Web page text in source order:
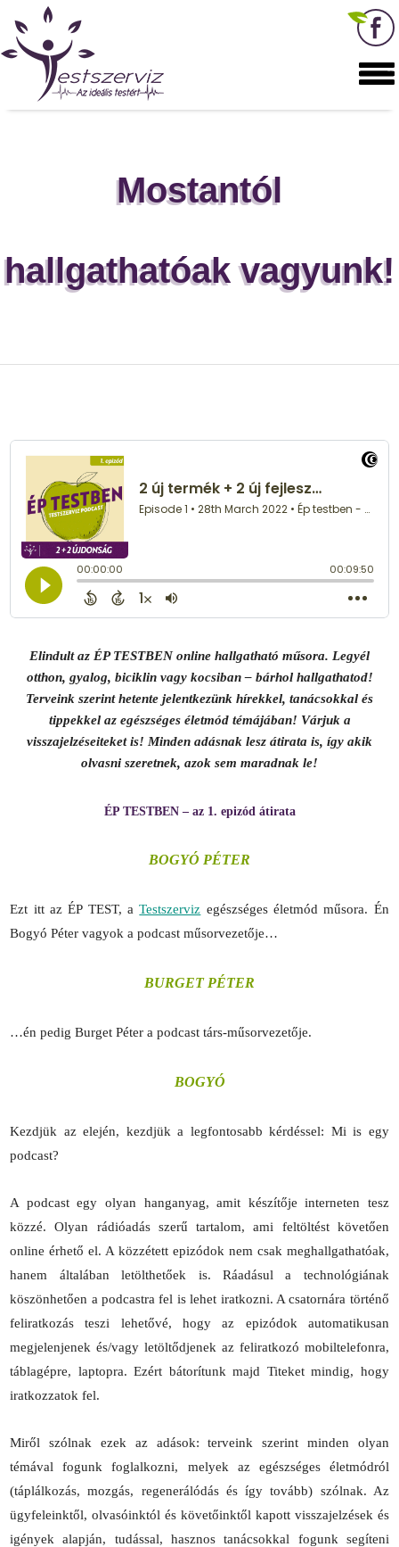
Mostantól
hallgathatóak vagyunk!
Elindult az ÉP TESTBEN online hallgatható műsora. Legyél
otthon, gyalog, biciklin vagy kocsiban – bárhol hallgathatod!
Terveink szerint hetente jelentkezünk hírekkel, tanácsokkal és
tippekkel az egészséges életmód témájában! Várjuk a
visszajelzéseiteket is! Minden adásnak lesz átirata is, így akik
olvasni szeretnek, azok sem maradnak le!
ÉP TESTBEN – az 1. epizód átirata
BOGYÓ PÉTER
Ezt itt az ÉP TEST, aTestszerviz egészséges életmód műsora. Én
Bogyó Péter vagyok a podcast műsorvezetője…
BURGET PÉTER
…én pedig Burget Péter a podcast társ-műsorvezetője.
BOGYÓ
Kezdjük az elején, kezdjük a legfontosabb kérdéssel: Mi is egy
podcast?
A podcast egy olyan hanganyag, amit készítője interneten tesz
közzé. Olyan rádióadás szerű tartalom, ami feltöltést követően
online érhető el. A közzétett epizódok nem csak meghallgathatóak,
hanem általában letölthetőek is. Ráadásul a technológiának
köszönhetően a podcastra fel is lehet iratkozni. A csatornára történő
feliratkozás teszi lehetővé, hogy az epizódok automatikusan
megjelenjenek és/vagy letöltődjenek az feliratkozó mobiltelefonra,
táblagépre, laptopra. Ezért bátorítunk majd Titeket mindig, hogy
iratkozzatok fel.
Miről szólnak ezek az adások: terveink szerint minden olyan
témával fogunk foglalkozni, melyek az egészséges életmódról
(táplálkozás, mozgás, regenerálódás és így tovább) szólnak. Az
ügyfeleinktől, olvasóinktól és követőinktől kapott visszajelzések és
igények alapján, tudással, hasznos tanácsokkal fogunk segíteni